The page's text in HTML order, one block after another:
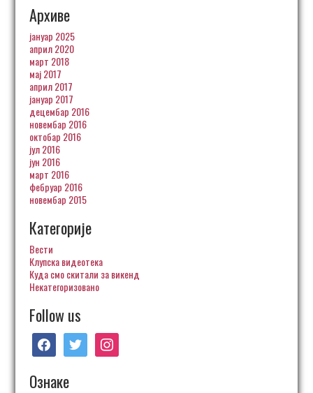
Архиве
јануар 2025
април 2020
март 2018
мај 2017
април 2017
јануар 2017
децембар 2016
новембар 2016
октобар 2016
јул 2016
јун 2016
март 2016
фебруар 2016
новембар 2015
Категорије
Вести
Клупска видеотека
Куда смо скитали за викенд
Некатегоризовано
Follow us
facebooktwitter instagram
Ознаке